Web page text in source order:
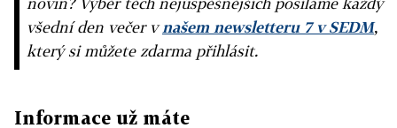
všední den večer vnašem newsletteru 7 v SEDM,
který si můžete zdarma přihlásit.
Informace už máte